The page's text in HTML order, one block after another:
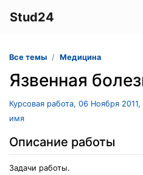
Stud24
Все темы Медицина
Язвенная
Курсовая работа, 06 Ноября
имя
Описание работы
Задачи работы.